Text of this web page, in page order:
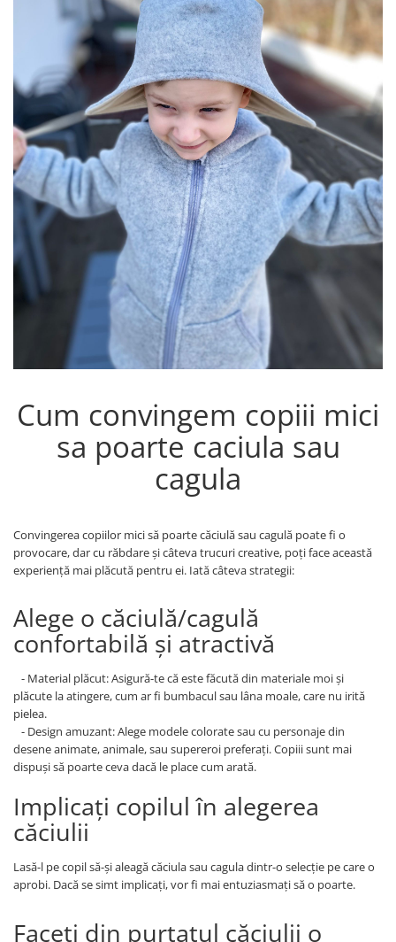
Cum convingem copiii mici
sa poarte caciula sau
cagula
Convingerea copiilor mici să poarte căciulă sau cagulă poate fi o
provocare, dar cu răbdare și câteva trucuri creative, poți face această
experiență mai plăcută pentru ei. Iată câteva strategii:
Alege o căciulă/cagulă
confortabilă și atractivă
- Material plăcut: Asigură-te că este făcută din materiale moi și
plăcute la atingere, cum ar fi bumbacul sau lâna moale, care nu irită
pielea.
- Design amuzant: Alege modele colorate sau cu personaje din
desene animate, animale, sau supereroi preferați. Copiii sunt mai
dispuși să poarte ceva dacă le place cum arată.
Implicați copilul în alegerea
căciulii
Lasă-l pe copil să-și aleagă căciula sau cagula dintr-o selecție pe care o
aprobi. Dacă se simt implicați, vor fi mai entuziasmați să o poarte.
Faceți din purtatul căciulii o